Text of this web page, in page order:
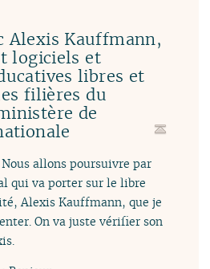
Alexis Kauffmann,
logiciels et
libres et
filières du
de
Nous allons poursuivre par
qui va porter sur le libre
Alexis Kauffmann, que je
On va juste vérifier son